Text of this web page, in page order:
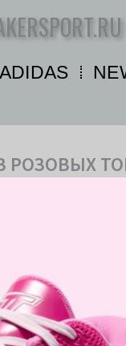
ADIDAS
В РОЗОВЫХ